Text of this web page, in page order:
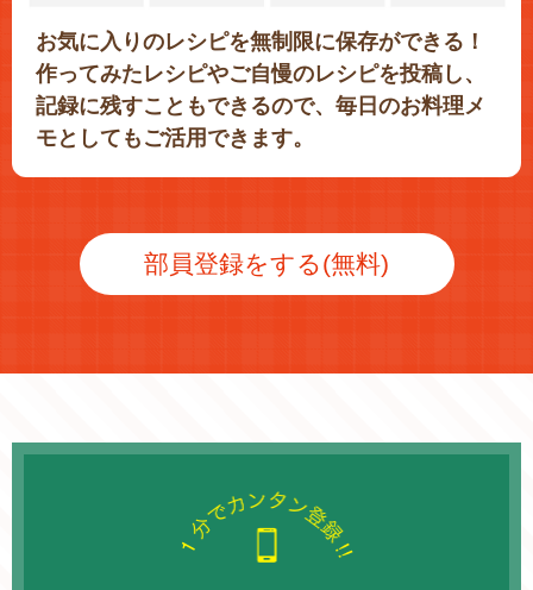
お気に入りのレシピを無制限に保存ができる！
作ってみたレシピやご自慢のレシピを投稿し、
記録に残すこともできるので、毎日のお料理メ
モとしてもご活用できます。
部員登録をする(無料)